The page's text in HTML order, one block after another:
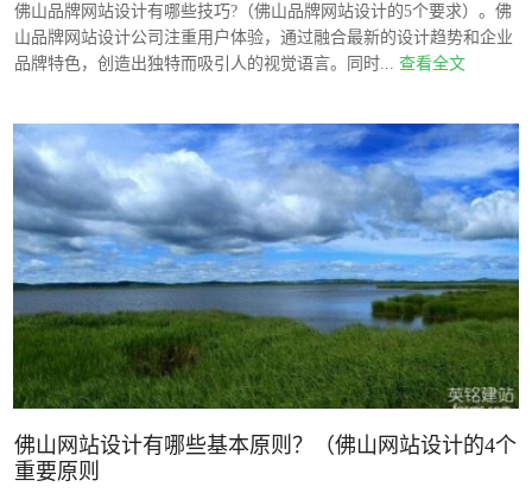
佛山品牌网站设计有哪些技巧?（佛山品牌网站设计的5个要求）。佛
山品牌网站设计公司注重用户体验，通过融合最新的设计趋势和企业
品牌特色，创造出独特而吸引人的视觉语言。同时... 查看全文
佛山网站设计有哪些基本原则？（佛山网站设计的4个
重要原则